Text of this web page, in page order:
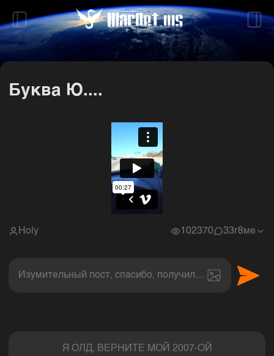
Буква Ю....
Holy 102370 33г8ме
Изумительный пост, спасибо, получил величайшее
Я ОЛД, ВЕРНИТЕ МОЙ 2007-ОЙ